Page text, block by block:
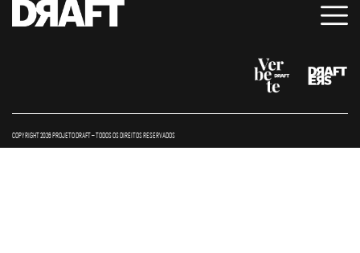
COPYRIGHT 2026 PROJETO DRAFT – TODOS OS DIREITOS RESERVADOS